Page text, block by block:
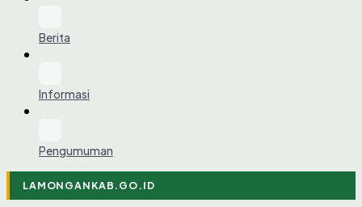
Berita
Informasi
Pengumuman
LAMONGANKAB.GO.ID